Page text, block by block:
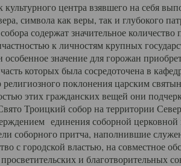
культурного центра взявшего на себя
символа как веры, так и глубокого
содержат значительное количество
к личностям крупных
особенное значение для горожан
которых была сосредоточена в
религиозного поклонения царским
этих гражданских вещей они
Троицкий собор на территории
единения соборной церковной
соборного притча, наполнившие
с городской властью, на совместное
и благотворительных